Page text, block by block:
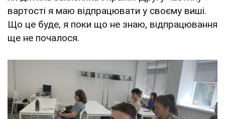
вартості я маю відпрацювати у своєму виші.
Що це буде, я поки що не знаю, відпрацювання
ще не почалося.